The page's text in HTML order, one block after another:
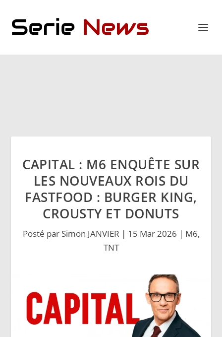
CAPITAL : M6 ENQUÊTE SUR
LES NOUVEAUX ROIS DU
FASTFOOD : BURGER KING,
CROUSTY ET DONUTS
Posté par Simon JANVIER | 15 Mar 2026 | M6,
TNT